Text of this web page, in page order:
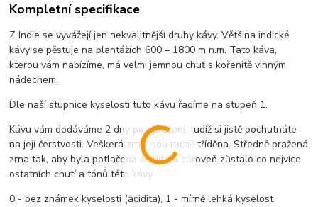
Kompletní specifikace
Z Indie se vyvážejí jen nekvalitnější druhy kávy. Většina indické
kávy se pěstuje na plantážích 600 – 1800 m n.m. Tato káva,
kterou vám nabízíme, má velmi jemnou chuť s kořenitě vinným
nádechem.
Dle naší stupnice kyselosti tuto kávu řadíme na stupeň 1.
Kávu vám dodáváme 2 dny po upražení, tudíž si jistě pochutnáte
na její čerstvosti. Veškerá zrna jsou ručně tříděna. Středně pražená
zrna tak, aby byla potlačena acidita a zároveň zůstalo co nejvíce
ostatních chutí a tónů této kávy.
0 - bez známek kyselosti (acidita), 1 - mírně lehká kyselost